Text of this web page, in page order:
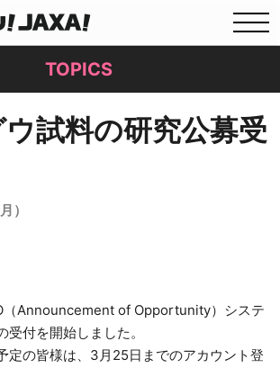
TOPICS
試料の研究公募受
）
（Announcement of Opportunity）システ
付を開始しました。
定の皆様は、3月25日までのアカウント登